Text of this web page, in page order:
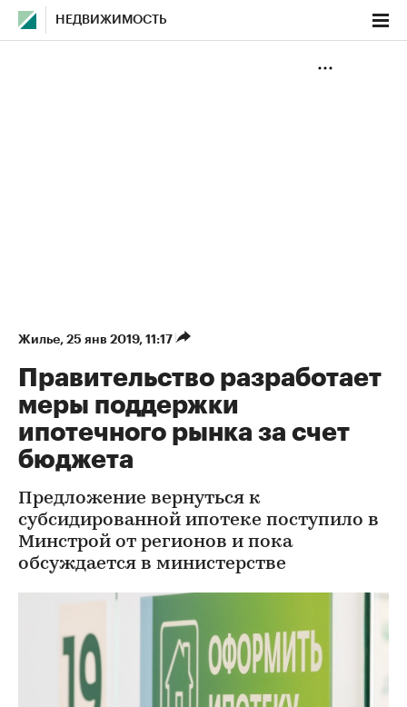
НЕДВИЖИМОСТЬ
Жилье⁠, 25 янв 2019, 11:17
Правительство разработает
меры поддержки
ипотечного рынка за счет
бюджета
Предложение вернуться к
субсидированной ипотеке поступило в
Минстрой от регионов и пока
обсуждается в министерстве